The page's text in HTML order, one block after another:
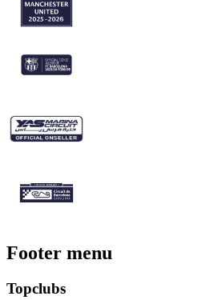
Footer menu
Topclubs